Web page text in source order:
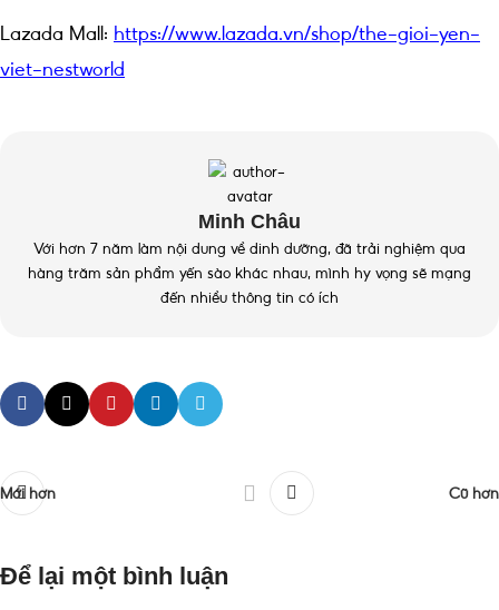
Lazada Mall: https://www.lazada.vn/shop/the-gioi-yen-
viet-nestworld
Minh Châu
Với hơn 7 năm làm nội dung về dinh dưỡng, đã trải nghiệm qua
hàng trăm sản phẩm yến sào khác nhau, mình hy vọng sẽ mạng
đến nhiều thông tin có ích
Mới hơn Cũ hơn
Để lại một bình luận